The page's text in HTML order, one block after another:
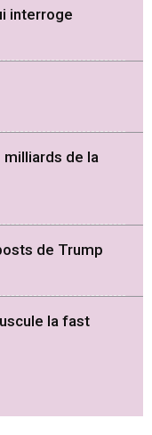
interroge
milliards de la
de Trump
la fast